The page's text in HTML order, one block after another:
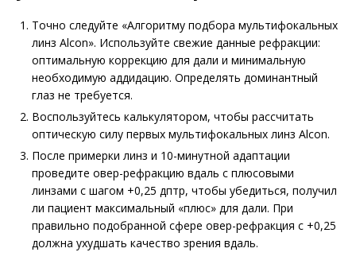
Точно следуйте «Алгоритму подбора мультифокальных
линз Alcon». Используйте свежие данные рефракции:
оптимальную коррекцию для дали и минимальную
необходимую аддидацию. Определять доминантный
глаз не требуется.
Воспользуйтесь калькулятором, чтобы рассчитать
оптическую силу первых мультифокальных линз Alcon.
После примерки линз и 10-минутной адаптации
проведите овер-рефракцию вдаль с плюсовыми
линзами с шагом +0,25 дптр, чтобы убедиться, получил
ли пациент максимальный «плюс» для дали. При
правильно подобранной сфере овер-рефракция с +0,25
должна ухудшать качество зрения вдаль.